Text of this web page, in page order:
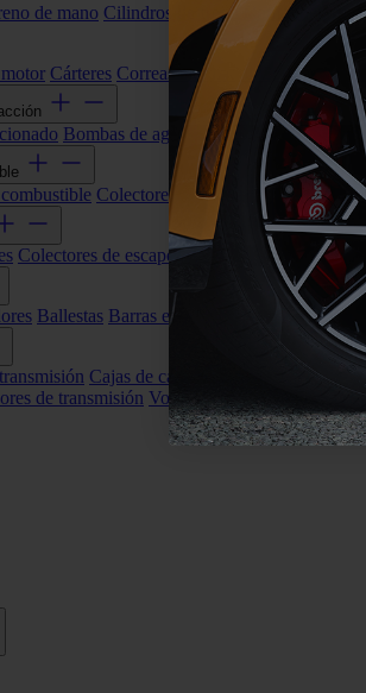
de mano Cilindros de freno Componentes
Cárteres Correas alternador Correas y
Bombas de agua Electroventiladores
Colectores de admisión Filtros de
Colectores de escape Filtros de partículas
Ballestas Barras estabilizadoras Bieletas y
Cajas de cambios automáticas
de transmisión Volantes de motor